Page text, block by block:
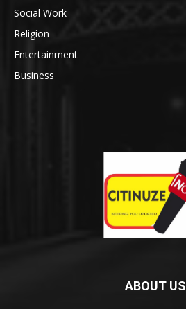
Social Work
Religion
Entertainment
Business
ABOUT US